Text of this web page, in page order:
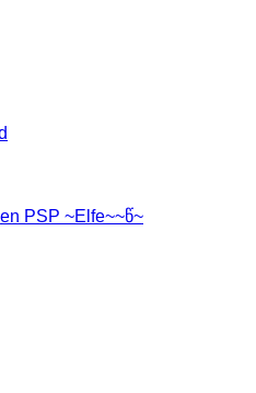
PSP ~Elfe~~წ~